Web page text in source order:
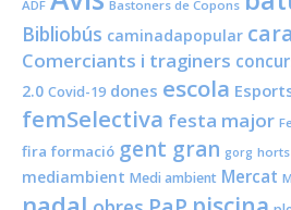
ADF Bastoners de Copons
Bibliobús caminadapopular
Comerciants i traginers
2.0 Covid-19 dones escola
femSelectiva festa major
fira formació gent gran gorg horts
mediambient Medi ambient Mercat